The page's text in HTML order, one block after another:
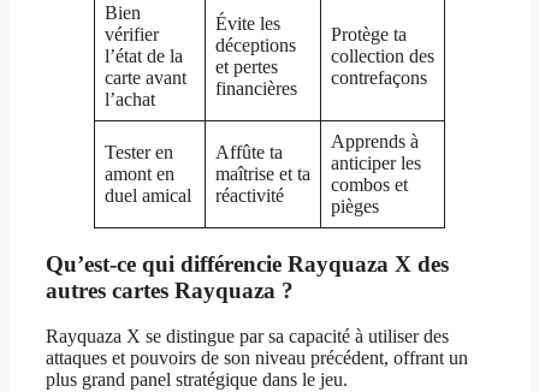
Bien
vérifier
l’état de la
carte avant
l’achat
Évite les
déceptions
et pertes
financières
Protège ta
collection des
contrefaçons
Tester en
amont en
duel amical
Affûte ta
maîtrise et ta
réactivité
Apprends à
anticiper les
combos et
pièges
Qu’est-ce qui différencie Rayquaza X des
autres cartes Rayquaza ?
Rayquaza X se distingue par sa capacité à utiliser des
attaques et pouvoirs de son niveau précédent, offrant un
plus grand panel stratégique dans le jeu.